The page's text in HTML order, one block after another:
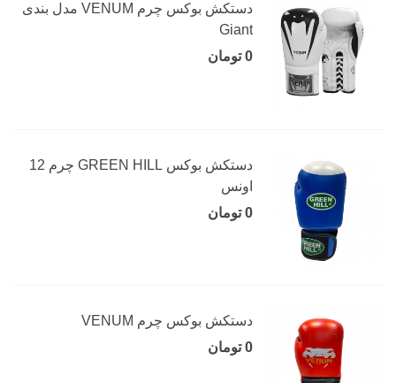
دستکش بوکس چرم VENUM مدل بندی
Giant
0 تومان
دستکش بوکس GREEN HILL چرم 12
اونس
0 تومان
دستکش بوکس چرم VENUM
0 تومان